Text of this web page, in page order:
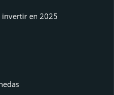
en 2025